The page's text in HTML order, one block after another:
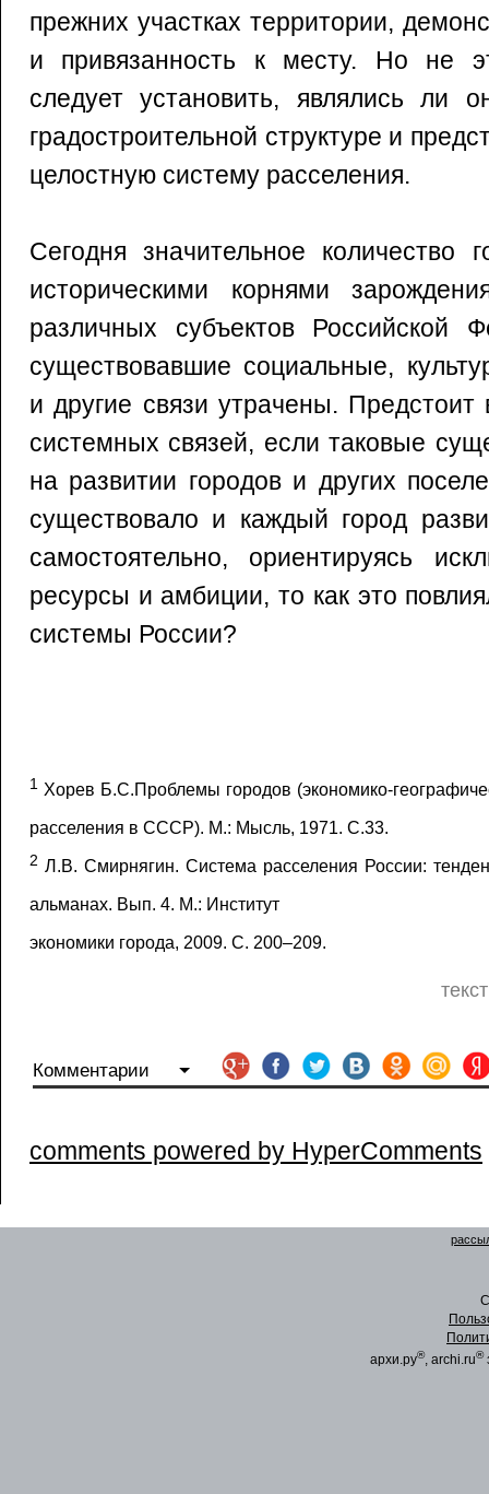
прежних участках территории,
и привязанность к месту. Но не
следует установить, являлись ли
градостроительной структуре и
целостную систему расселения.
Сегодня значительное количество
историческими корнями
различных субъектов Российской
существовавшие социальные,
и другие связи утрачены. Предстоит
системных связей, если таковые
на развитии городов и других
существовало и каждый город
самостоятельно, ориентируясь
ресурсы и амбиции, то как это
системы России?
1 Хорев Б.С.Проблемы городов (экономико-
расселения в СССР). М.: Мысль, 1971. С.33.
2 Л.В. Смирнягин. Система расселения России:
альманах. Вып. 4. М.: Институт
экономики города, 2009. С. 200–209.
Комментарии
comments powered by HyperComments
архи.ру®, archi.ru®